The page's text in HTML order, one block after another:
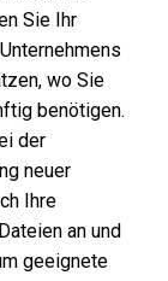
Sie Ihr
wo Sie
benötigen.
der
neuer
Ihre
an und
geeignete